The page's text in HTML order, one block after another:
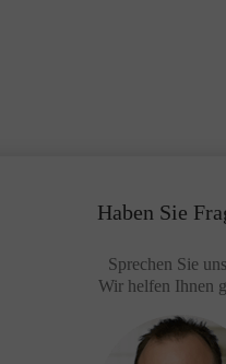
Haben Sie
Sprechen Sie
Wir helfen Ihnen